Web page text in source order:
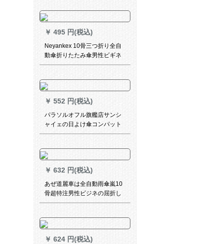
￥ 495 円(税込)
Neyankex 10骨三つ折り全自
動傘折りたたみ傘男性ビギネ
木绵ヴィヴィヴィヴィヴィテ
傘ロゴ黒縦縞
￥ 552 円(税込)
パラソルオフル旗艦店サンシ
ャイェの日よけ傘コンパット
携帯帯日傘5つ折り晴雨兼用傘
￥ 632 円(税込)
あぜ道麗車は全自動雨傘嵐10
骨超特注男性ビジネの屈折し
た二人傘の大きさは自動傘二
￥ 624 円(税込)